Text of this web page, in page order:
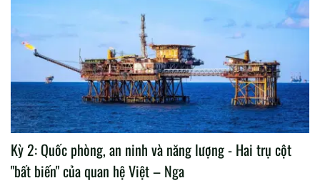
Kỳ 2: Quốc phòng, an ninh và năng lượng - Hai trụ cột
"bất biến" của quan hệ Việt – Nga